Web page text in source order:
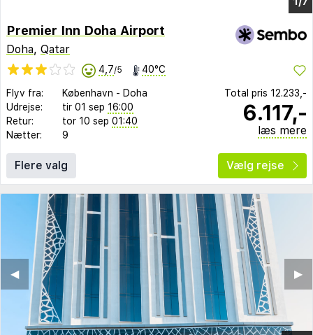
Premier Inn Doha Airport
Doha, Qatar
4,7/5 40°C
Flyv fra: København - Doha
Udrejse:
tir 01 sep 16:00
Retur:
tor 10 sep 01:40
Nætter:
9
Total pris 12.233,-
6.117,-
læs mere
Flere valg Vælg rejse
▶︎
◀︎